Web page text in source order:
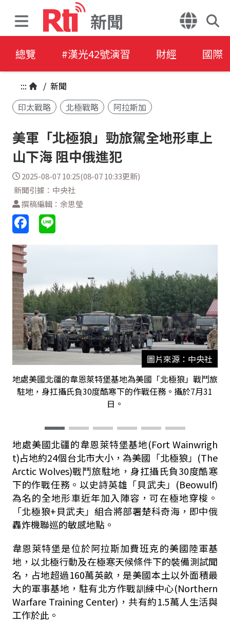
新聞
總覽 #漢光42號演習 財經 國際
::: / 新聞
印太戰略
北極戰略 阿拉斯加
美軍「北極狼」勁旅駕全地形車上
山下海 阻中俄進犯
2025-08-07 10:25(08-07 10:33更新)
新聞引據：中央社
撰稿編輯：余思瑩
圖片來源：中央社
地處美國北疆的韋恩萊特堡基地為美國「北極狼」戰鬥旅
駐地，身扛攝氏負30度酷寒下的作戰任務。攝於7月31
日。
地處美國北疆的韋恩萊特堡基地(Fort Wainwrigh
t)占地約24個台北市大小，為美國「北極狼」(The
Arctic Wolves)戰鬥旅駐地，身扛攝氏負30度酷寒
下的作戰任務。以史詩英雄「貝武夫」(Beowulf)
為名的全地形車近年加入陣容，可在極地穿梭。
「北極狼+貝武夫」組合將部署楚科奇海，即中俄
轟炸機聯巡的敏感地點。
韋恩萊特堡是位於阿拉斯加費班克的美國陸軍基
地，以北極行動及在極寒天候條件下的裝備測試聞
名，占地超過160萬英畝，是美國本土以外面積最
大的軍事基地，駐有北方作戰訓練中心(Northern
Warfare Training Center)，共有約1.5萬人生活與
工作於此。